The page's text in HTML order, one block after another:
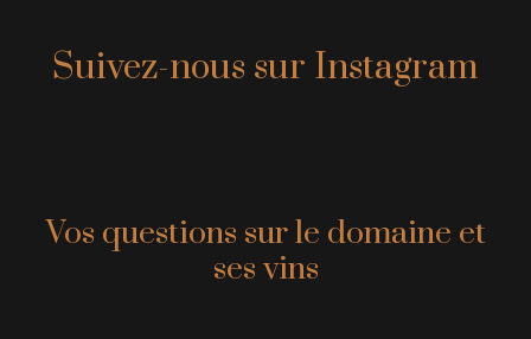
Suivez-nous sur Instagram
Vos questions sur le domaine et
ses vins